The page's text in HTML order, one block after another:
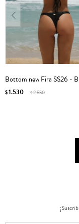
Bottom new Fira SS26 -
$1.530 $2.550